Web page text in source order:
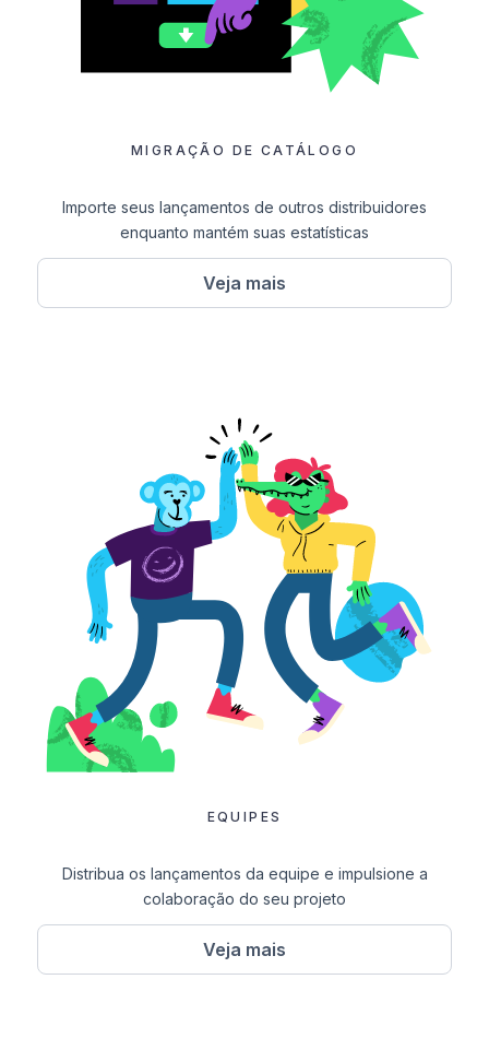
MIGRAÇÃO DE CATÁLOGO
Importe seus lançamentos de outros distribuidores
enquanto mantém suas estatísticas
Veja mais
EQUIPES
Distribua os lançamentos da equipe e impulsione a
colaboração do seu projeto
Veja mais